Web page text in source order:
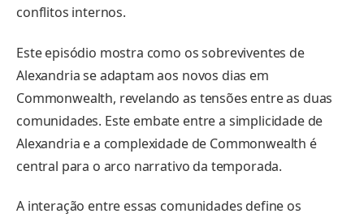
conflitos internos.
Este episódio mostra como os sobreviventes de
Alexandria se adaptam aos novos dias em
Commonwealth, revelando as tensões entre as duas
comunidades. Este embate entre a simplicidade de
Alexandria e a complexidade de Commonwealth é
central para o arco narrativo da temporada.
A interação entre essas comunidades define os